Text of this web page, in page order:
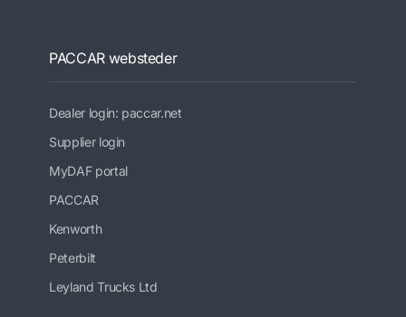
PACCAR websteder
Dealer login: paccar.net
Supplier login
MyDAF portal
PACCAR
Kenworth
Peterbilt
Leyland Trucks Ltd